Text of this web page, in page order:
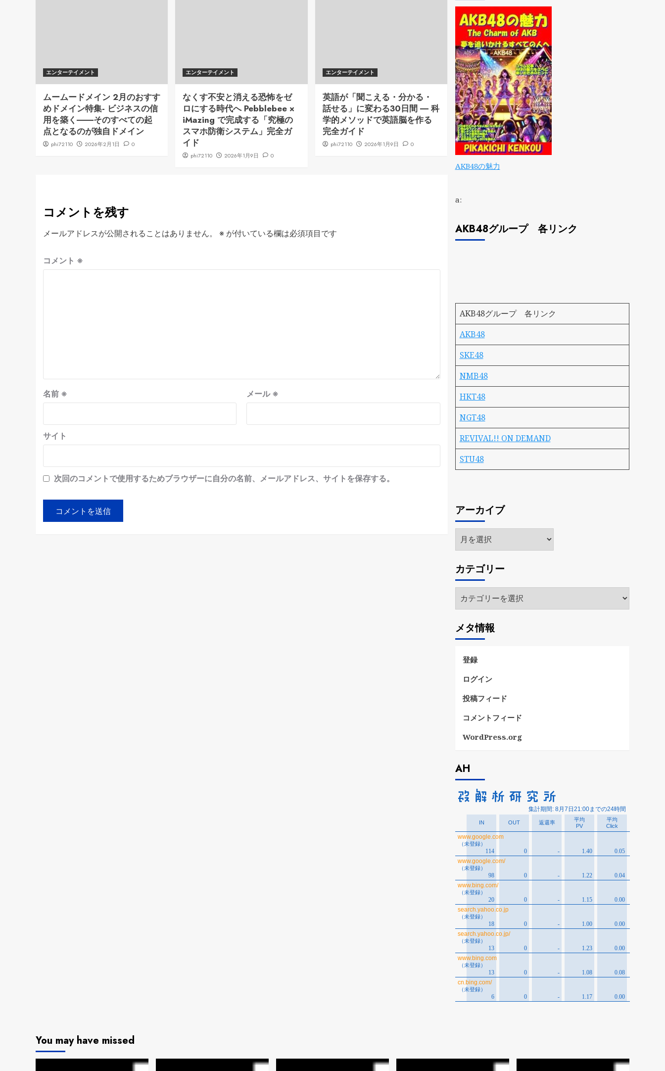
エンターテイメント
ムームードメイン 2月のおすす
めドメイン特集- ビジネスの信
用を築く――そのすべての起
点となるのが独自ドメイン
phi72110 2026年2月1日 0
エンターテイメント
なくす不安と消える恐怖をゼ
ロにする時代へ Pebblebee ×
iMazing で完成する「究極の
スマホ防衛システム」完全ガ
イド
phi72110 2026年1月9日 0
エンターテイメント
英語が「聞こえる・分かる・
話せる」に変わる30日間 ― 科
学的メソッドで英語脳を作る
完全ガイド
phi72110 2026年1月9日 0
コメントを残す
メールアドレスが公開されることはありません。 ※ が付いている欄は必須項目です
コメント ※
名前 ※ メール※
サイト
次回のコメントで使用するためブラウザーに自分の名前、メールアドレス、サイトを保存する。
AKB48の魅力
a:
AKB48グループ 各リンク
AKB48グループ 各リンク
AKB48
SKE48
NMB48
HKT48
NGT48
REVIVAL!! ON DEMAND
STU48
アーカイブ
ア
ー
イ
ブ
カテゴリー
テ
リ
ー
メタ情報
登録
ログイン
投稿フィード
コメントフィード
WordPress.org
AH
You may have missed